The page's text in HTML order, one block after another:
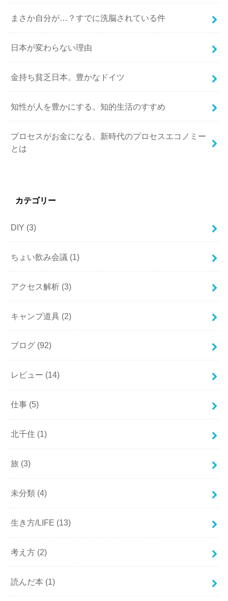
まさか自分が…？すでに洗脳されている件
日本が変わらない理由
金持ち貧乏日本。豊かなドイツ
知性が人を豊かにする。知的生活のすすめ
プロセスがお金になる。新時代のプロセスエコノミー
とは
カテゴリー
DIY (3)
ちょい飲み会議 (1)
アクセス解析 (3)
キャンプ道具 (2)
ブログ (92)
レビュー (14)
仕事 (5)
北千住 (1)
旅 (3)
未分類 (4)
生き方/LIFE (13)
考え方 (2)
読んだ本 (1)